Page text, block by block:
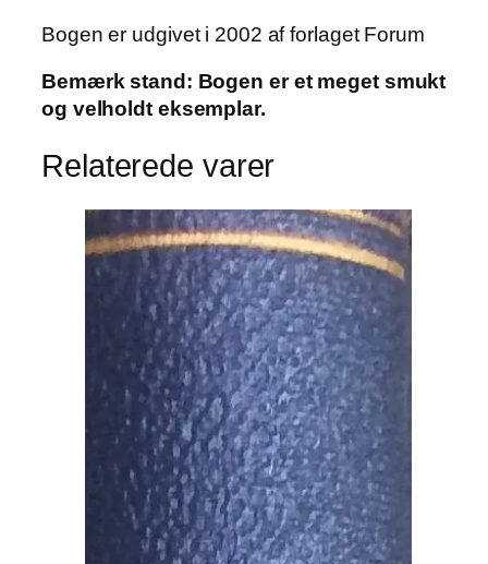
Bogen er udgivet i 2002 af forlaget Forum
Bemærk stand: Bogen er et meget smukt
og velholdt eksemplar.
Relaterede varer